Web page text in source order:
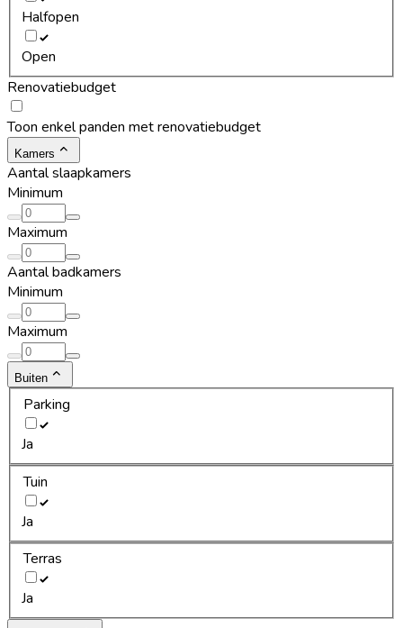
Halfopen
Open
Renovatiebudget
Toon enkel panden met renovatiebudget
Kamers
Aantal slaapkamers
Minimum
Maximum
Aantal badkamers
Minimum
Maximum
Buiten
Parking
Ja
Tuin
Ja
Terras
Ja